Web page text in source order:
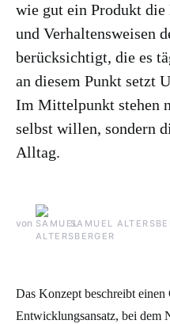
wie gut ein Produkt
und Verhaltensweisen
berücksichtigt, die es
an diesem Punkt setzt
Im Mittelpunkt stehen
selbst willen, sondern
Alltag.
von SAMUEL
Das Konzept beschreibt einen
Entwicklungsansatz, bei dem